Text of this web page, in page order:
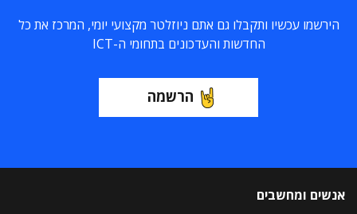
הירשמו עכשיו ותקבלו גם אתם ניוזלטר מקצועי יומי, המרכז את כל
החדשות והעדכונים בתחומי ה-ICT
הרשמה
אנשים ומחשבים